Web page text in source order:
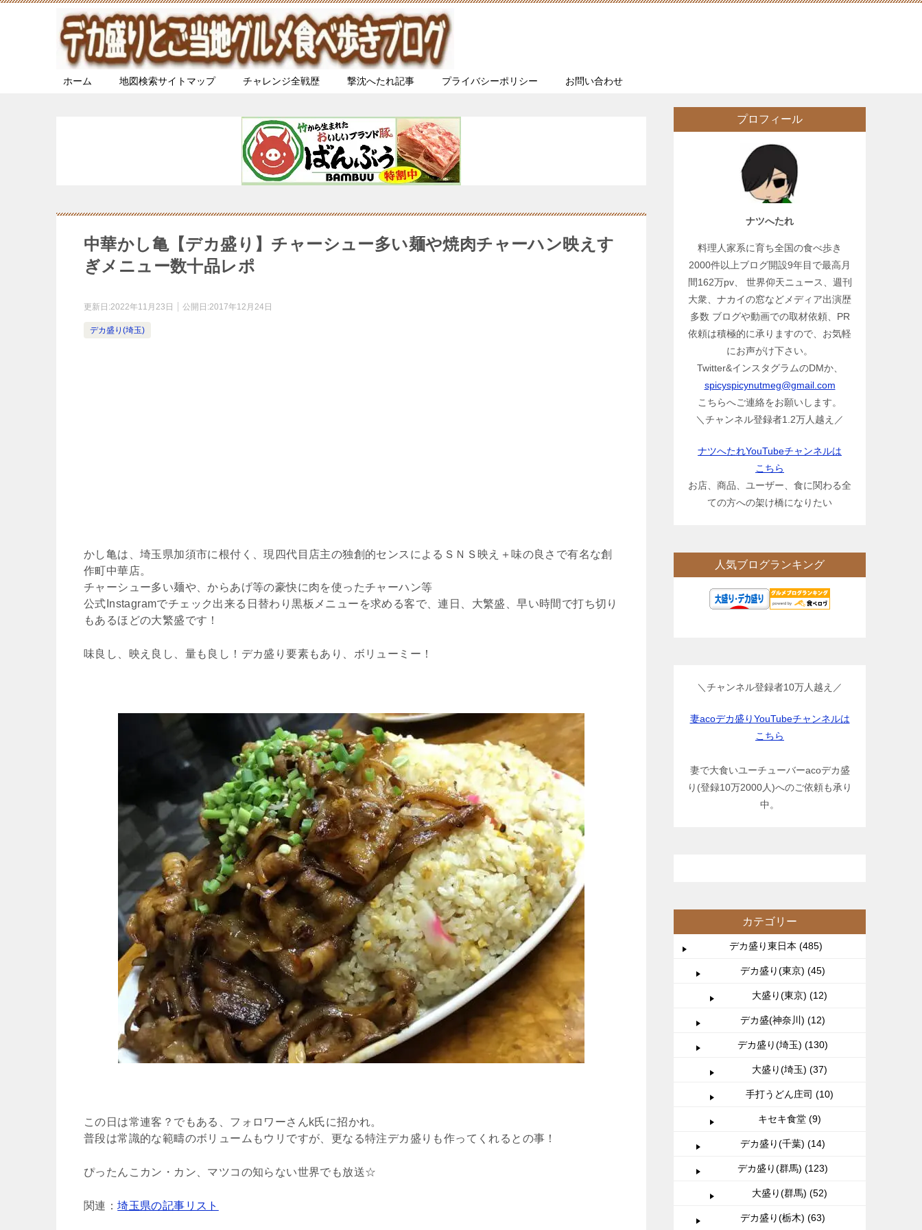
ホーム 地図検索サイトマップ チャレンジ全戦歴 撃沈へたれ記事 プライバシーポリシー お問い合わせ
中華かし亀【デカ盛り】チャーシュー多い麺や焼肉チャーハン映えす
ぎメニュー数十品レポ
更新日:2022年11月23日 公開日:2017年12月24日
デカ盛り(埼玉)
かし亀は、埼玉県加須市に根付く、現四代目店主の独創的センスによるＳＮＳ映え＋味の良さで有名な創
作町中華店。
チャーシュー多い麺や、からあげ等の豪快に肉を使ったチャーハン等
公式Instagramでチェック出来る日替わり黒板メニューを求める客で、連日、大繁盛、早い時間で打ち切り
もあるほどの大繁盛です！
味良し、映え良し、量も良し！デカ盛り要素もあり、ボリューミー！
この日は常連客？でもある、フォロワーさんk氏に招かれ。
普段は常識的な範疇のボリュームもウリですが、更なる特注デカ盛りも作ってくれるとの事！
ぴったんこカン・カン、マツコの知らない世界でも放送☆
関連：埼玉県の記事リスト
プロフィール
ナツへたれ
料理人家系に育ち全国の食べ歩き
2000件以上ブログ開設9年目で最高月
間162万pv、 世界仰天ニュース、週刊
大衆、ナカイの窓などメディア出演歴
多数 ブログや動画での取材依頼、PR
依頼は積極的に承りますので、お気軽
にお声がけ下さい。
Twitter&インスタグラムのDMか、
spicyspicynutmeg@gmail.com
こちらへご連絡をお願いします。
＼チャンネル登録者1.2万人越え／
ナツへたれYouTubeチャンネルは
こちら
お店、商品、ユーザー、食に関わる全
ての方への架け橋になりたい
人気ブログランキング
＼チャンネル登録者10万人越え／
妻acoデカ盛りYouTubeチャンネルは
こちら
妻で大食いユーチューバーacoデカ盛
り(登録10万2000人)へのご依頼も承り
中。
カテゴリー
デカ盛り東日本 (485)
デカ盛り(東京) (45)
大盛り(東京) (12)
デカ盛(神奈川) (12)
デカ盛り(埼玉) (130)
大盛り(埼玉) (37)
手打うどん庄司 (10)
キセキ食堂 (9)
デカ盛り(千葉) (14)
デカ盛り(群馬) (123)
大盛り(群馬) (52)
デカ盛り(栃木) (63)